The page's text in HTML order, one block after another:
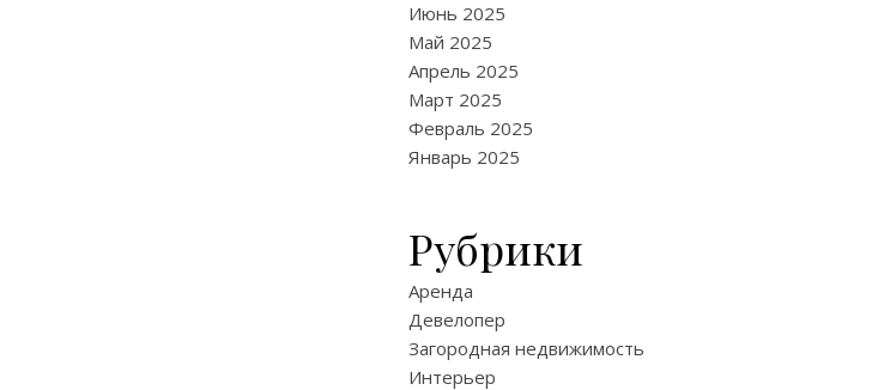
Июнь 2025
Май 2025
Апрель 2025
Март 2025
Февраль 2025
Январь 2025
Рубрики
Аренда
Девелопер
Загородная недвижимость
Интерьер